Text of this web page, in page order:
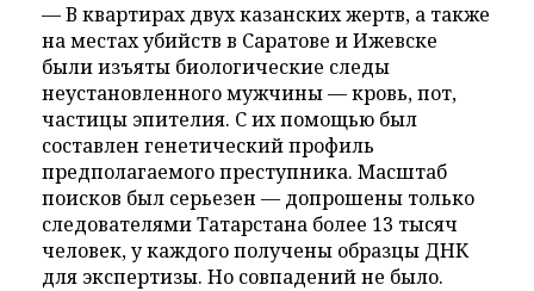
— В квартирах двух казанских жертв, а также
на местах убийств в Саратове и Ижевске
были изъяты биологические следы
неустановленного мужчины — кровь, пот,
частицы эпителия. С их помощью был
составлен генетический профиль
предполагаемого преступника. Масштаб
поисков был серьезен — допрошены только
следователями Татарстана более 13 тысяч
человек, у каждого получены образцы ДНК
для экспертизы. Но совпадений не было.